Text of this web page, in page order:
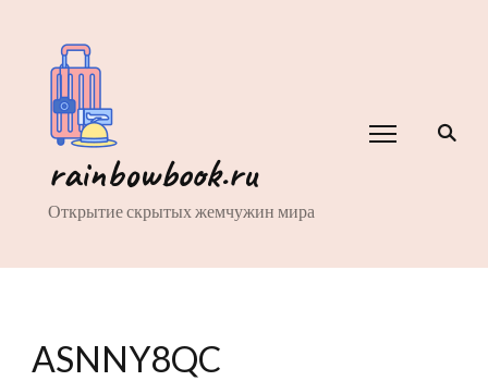
rainbowbook.ru
Открытие скрытых жемчужин мира
ASNNY8QC